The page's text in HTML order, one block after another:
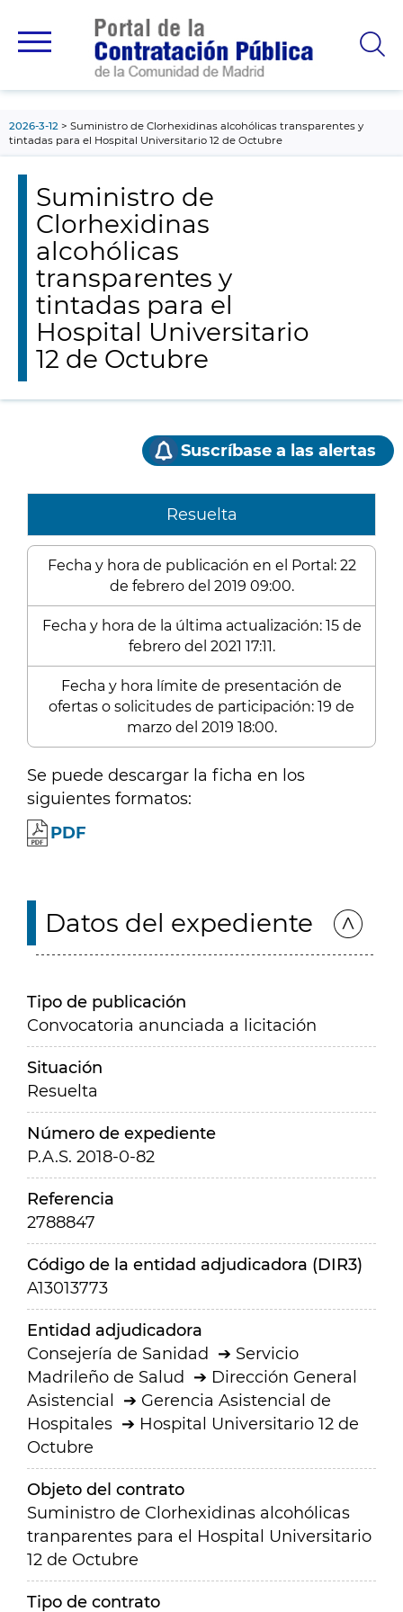
principal
2026-3-12
Suministro de Clorhexidinas alcohólicas transparentes y
tintadas para el Hospital Universitario 12 de Octubre
Suministro de
Clorhexidinas
alcohólicas
transparentes y
tintadas para el
Hospital Universitario
12 de Octubre
Suscríbase a las alertas
Resuelta
Fecha y hora de publicación en el Portal: 22
de febrero del 2019 09:00.
Fecha y hora de la última actualización: 15 de
febrero del 2021 17:11.
Fecha y hora límite de presentación de
ofertas o solicitudes de participación: 19 de
marzo del 2019 18:00.
Se puede descargar la ficha en los
siguientes formatos:
PDF
Datos del expediente
Tipo de publicación
Convocatoria anunciada a licitación
Situación
Resuelta
Número de expediente
P.A.S. 2018-0-82
Referencia
2788847
Código de la entidad adjudicadora (DIR3)
A13013773
Entidad adjudicadora
Consejería de Sanidad
Servicio
Madrileño de Salud
Dirección General
Asistencial
Gerencia Asistencial de
Hospitales
Hospital Universitario 12 de
Octubre
Objeto del contrato
Suministro de Clorhexidinas alcohólicas
tranparentes para el Hospital Universitario
12 de Octubre
Tipo de contrato